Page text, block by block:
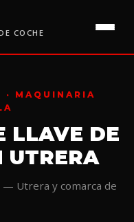
COCHE
· MAQUINARIA
LLAVE DE
UTRERA
Utrera y comarca de